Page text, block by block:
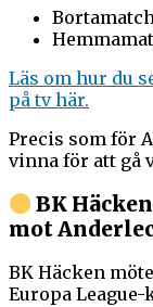
Läs om hur du
på tv här.
Precis som för
vinna för att gå
BK
mot
BK Häcken
Europa